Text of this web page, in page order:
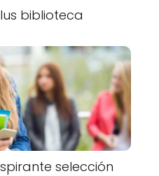
biblioteca
selección